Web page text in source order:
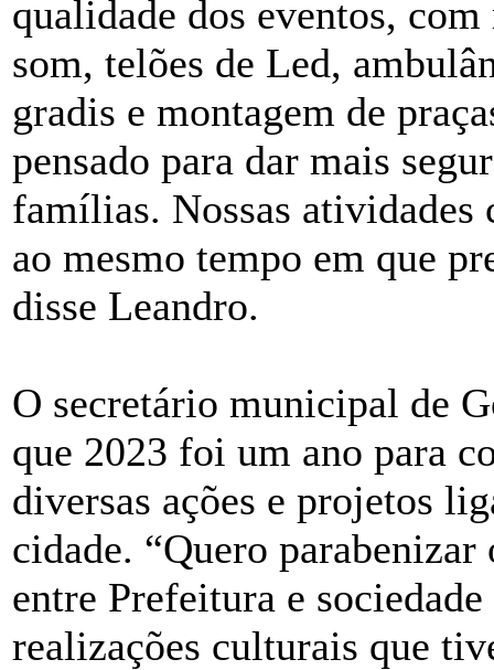
qualidade dos eventos,
som, telões de Led,
gradis e montagem de
pensado para dar mais
famílias. Nossas atividades
ao mesmo tempo em que
disse Leandro.
O secretário municipal de
que 2023 foi um ano para
diversas ações e projetos
cidade. “Quero
entre Prefeitura e
realizações culturais que